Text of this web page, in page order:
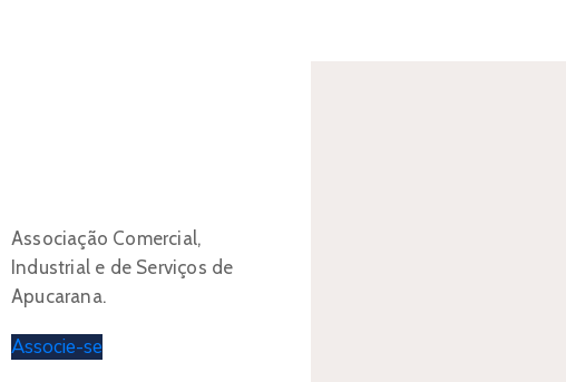
Associação Comercial,
Industrial e de Serviços de
Apucarana.
Associe-se